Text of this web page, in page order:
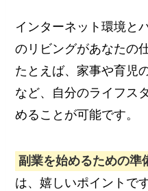
インターネット環境と
のリビングがあなたの
たとえば、家事や育児
など、自分のライフス
めることが可能です。
副業を始めるための準
は、嬉しいポイントで